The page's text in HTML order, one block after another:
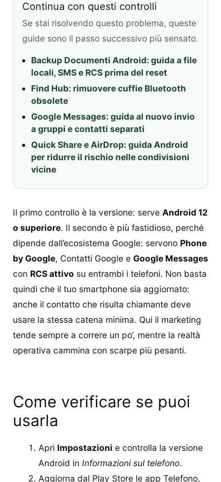
Continua con questi controlli
Se stai risolvendo questo problema, queste
guide sono il passo successivo più sensato.
Backup Documenti Android: guida a file
locali, SMS e RCS prima del reset
Find Hub: rimuovere cuffie Bluetooth
obsolete
Google Messages: guida al nuovo invio
a gruppi e contatti separati
Quick Share e AirDrop: guida Android
per ridurre il rischio nelle condivisioni
vicine
Il primo controllo è la versione: serve Android 12
o superiore. Il secondo è più fastidioso, perché
dipende dall’ecosistema Google: servono Phone
by Google, Contatti Google e Google Messages
con RCS attivo su entrambi i telefoni. Non basta
quindi che il tuo smartphone sia aggiornato:
anche il contatto che risulta chiamante deve
usare la stessa catena minima. Qui il marketing
tende sempre a correre un po’, mentre la realtà
operativa cammina con scarpe più pesanti.
Come verificare se puoi
usarla
Apri Impostazioni e controlla la versione
Android in Informazioni sul telefono.
Aggiorna dal Play Store le app Telefono,